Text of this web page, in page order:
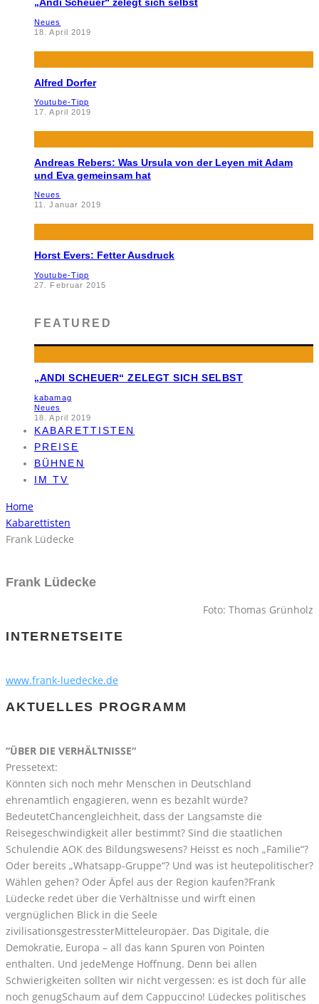
„Andi Scheuer“ zelegt sich selbst
Neues
18. April 2019
Alfred Dorfer
Youtube-Tipp
17. April 2019
Andreas Rebers: Was Ursula von der Leyen mit Adam
und Eva gemeinsam hat
Neues
11. Januar 2019
Horst Evers: Fetter Ausdruck
Youtube-Tipp
27. Februar 2015
FEATURED
„ANDI SCHEUER“ ZELEGT SICH SELBST
kabamag
Neues
18. April 2019
KABARETTISTEN
PREISE
BÜHNEN
IM TV
Home
Kabarettisten
Frank Lüdecke
Frank Lüdecke
Foto: Thomas Grünholz
INTERNETSEITE
www.frank-luedecke.de
AKTUELLES PROGRAMM
“ÜBER DIE VERHÄLTNISSE“
Pressetext:
Könnten sich noch mehr Menschen in Deutschland
ehrenamtlich engagieren, wenn es bezahlt würde?
BedeutetChancengleichheit, dass der Langsamste die
Reisegeschwindigkeit aller bestimmt? Sind die staatlichen
Schulendie AOK des Bildungswesens? Heisst es noch „Familie“?
Oder bereits „Whatsapp-Gruppe“? Und was ist heutepolitischer?
Wählen gehen? Oder Äpfel aus der Region kaufen?Frank
Lüdecke redet über die Verhältnisse und wirft einen
vergnüglichen Blick in die Seele
zivilisationsgestressterMitteleuropäer. Das Digitale, die
Demokratie, Europa – all das kann Spuren von Pointen
enthalten. Und jedeMenge Hoffnung. Denn bei allen
Schwierigkeiten sollten wir nicht vergessen: es ist doch für alle
noch genugSchaum auf dem Cappuccino! Lüdeckes politisches